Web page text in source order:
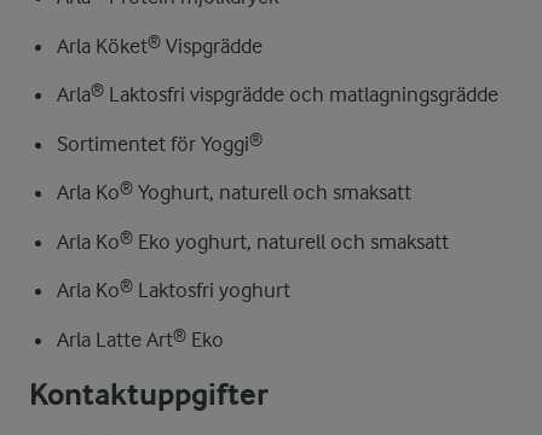
Arla Köket® Vispgrädde
Arla® Laktosfri vispgrädde och matlagningsgrädde
Sortimentet för Yoggi®
Arla Ko® Yoghurt, naturell och smaksatt
Arla Ko® Eko yoghurt, naturell och smaksatt
Arla Ko® Laktosfri yoghurt
Arla Latte Art® Eko
Kontaktuppgifter